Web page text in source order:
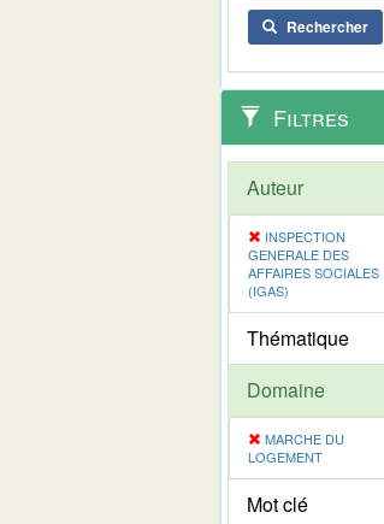
Rechercher
Filtres
Auteur
INSPECTION
GENERALE DES
AFFAIRES SOCIALES
(IGAS)
Thématique
Domaine
MARCHE DU
LOGEMENT
Mot clé